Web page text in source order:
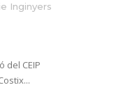
Inginyers
del CEIP